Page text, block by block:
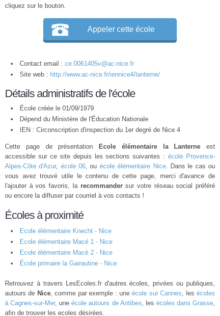
cliquez sur le bouton.
Appeler cette école
Contact email : ce.0061405v@ac-nice.fr
Site web : http://www.ac-nice.fr/iennice4/lanterne/
Détails administratifs de l'école
École créée le 01/09/1979
Dépend du Ministère de l'Éducation Nationale
IEN : Circonscription d'inspection du 1er degré de Nice 4
Cette page de présentation Ecole élémentaire la Lanterne est
accessible sur ce site depuis les sections suivantes :école Provence-
Alpes-Côte d'Azur, école 06, ou école élémentaire Nice. Dans le cas ou
vous avez trouvé utile le contenu de cette page, merci d'avance de
l'ajouter à vos favoris, la recommandersur votre réseau social préféré
ou encore la diffuser par courriel à vos contacts !
Écoles à proximité
Ecole élémentaire Knecht - Nice
Ecole élémentaire Macé 1 - Nice
Ecole élémentaire Macé 2 - Nice
École primaire la Gairautine - Nice
Retrouvez à travers LesEcoles.fr d'autres écoles, privées ou publiques,
autours de Nice, comme par exemple : uneécole sur Cannes, lesécoles
à Cagnes-sur-Mer, uneécole autours de Antibes, les écoles dans Grasse,
afin de trouver les ecoles désirées.